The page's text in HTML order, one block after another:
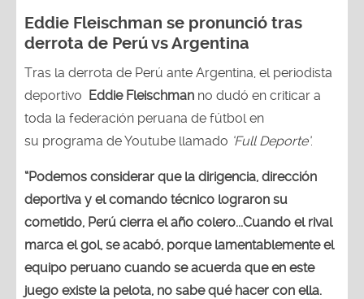
Eddie Fleischman se pronunció tras
derrota de Perú vs Argentina
Tras la derrota de Perú ante Argentina, el periodista
deportivo Eddie Fleischman no dudó en criticar a
toda la federación peruana de fútbol en
su programa de Youtube llamado ‘Full Deporte’.
“Podemos considerar que la dirigencia, dirección
deportiva y el comando técnico lograron su
cometido, Perú cierra el año colero...Cuando el rival
marca el gol, se acabó, porque lamentablemente el
equipo peruano cuando se acuerda que en este
juego existe la pelota, no sabe qué hacer con ella.